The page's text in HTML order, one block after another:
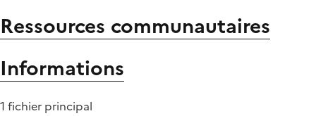
Ressources communautaires
Informations
1 fichier principal